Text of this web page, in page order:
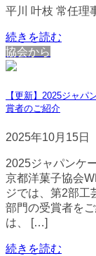
平川 叶枝 常任理
続きを読む
協会から
【更新】2025ジャ
賞者のご紹介
2025年10月15日
2025ジャパンケ
京都洋菓子協会
ジでは、第2部工
部門の受賞者を
は、 […]
続きを読む